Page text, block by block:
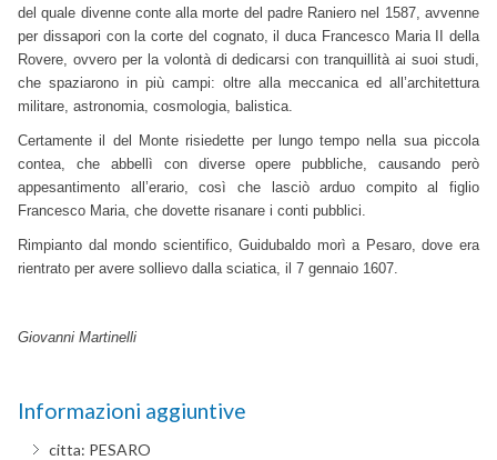
del quale divenne conte alla morte del padre Raniero nel 1587, avvenne
per dissapori con la corte del cognato, il duca Francesco Maria II della
Rovere, ovvero per la volontà di dedicarsi con tranquillità ai suoi studi,
che spaziarono in più campi: oltre alla meccanica ed all’architettura
militare, astronomia, cosmologia, balistica.
Certamente il del Monte risiedette per lungo tempo nella sua piccola
contea, che abbellì con diverse opere pubbliche, causando però
appesantimento all’erario, così che lasciò arduo compito al figlio
Francesco Maria, che dovette risanare i conti pubblici.
Rimpianto dal mondo scientifico, Guidubaldo morì a Pesaro, dove era
rientrato per avere sollievo dalla sciatica, il 7 gennaio 1607.
Giovanni Martinelli
Informazioni aggiuntive
citta: PESARO